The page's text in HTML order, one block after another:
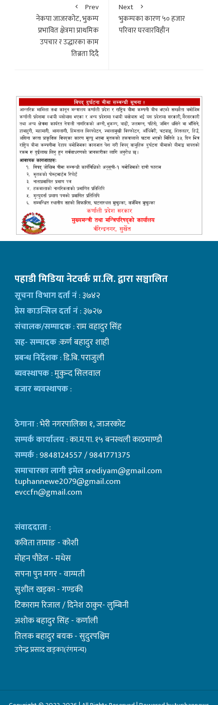
Prev
नेकपा जाजरकोट, भुकम्प
प्रभावित क्षेत्रमा प्राथमिक
उपचार र उद्धारका काम
तिब्रता दिदै
Next
भुकम्पका कारण ५० हजार
परिवार घरवारविहीन
पहाडी मिडिया नेटवर्क प्रा.लि. द्वारा सञ्चालित
सूचना विभाग दर्ता नं: ३७४२
प्रेस काउन्सिल दर्ता नं: ३७२७
संचालक/सम्पादक: राम वहादुर सिंह
सह- सम्पादक:कर्ण बहादुर शाही
प्रबन्ध निर्देशक: डि.बि. पराजुली
ब्यवस्थापक: मुकुन्द सिलवाल
बजार ब्यवस्थापक:
ठेगाना: भेरी नगरपालिका १, जाजरकोट
सम्पर्क कार्यालय: का.म.पा. १५ बनस्थली काठमाण्डाै
सम्पर्क: 9848124557 / 9841771375
समाचारका लागी इमेलsrediyam@gmail.com
tuphannewe2079@gmail.com
evccfn@gmail.com
संवाददाता:
कविता तामाङ - कोशी
माेहन पाैडेल - मधेस
सपना पुन मगर - वाग्मती
सुशील खड्का - गण्डकी
टिकाराम रिजाल / दिनेश ठाकुर- लुम्बिनी
अशाेक बहादुर सिंह - कर्णाली
तिलक बहादुर बयक - सुदुरपश्चिम
उपेन्द्र प्रसाद खड्का(रंगमन्च)